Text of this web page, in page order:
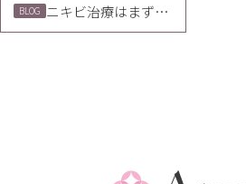
BLOG ニキビ治療はまず皮膚科？美容皮膚科？